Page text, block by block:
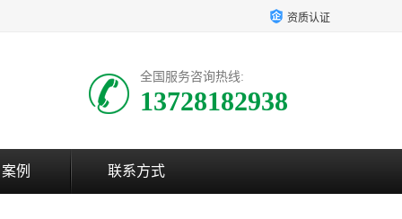
资质认证
全国服务咨询热线:
13728182938
例 联系方式